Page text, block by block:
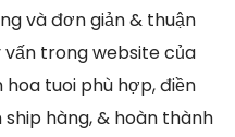
và đơn giản & thuận
vấn trong website của
tuoi phù hợp, điền
hàng, & hoàn thành